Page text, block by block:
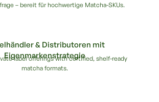
– bereit für hochwertige Matcha-SKUs.
& Distributoren mit
Eigenmarkenstrategie
label offerings with certified, shelf-ready
matcha formats.